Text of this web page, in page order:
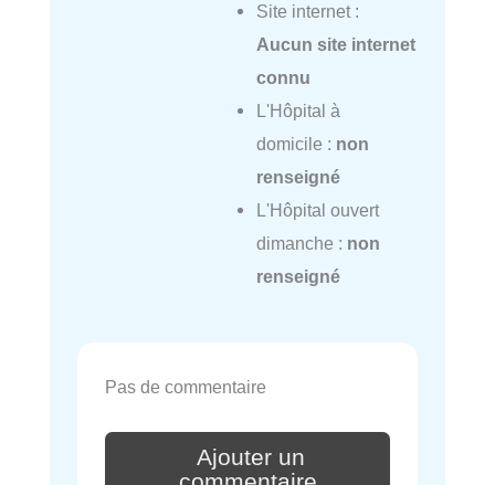
Site internet :
Aucun site internet
connu
L'Hôpital à
domicile : non
renseigné
L'Hôpital ouvert
dimanche : non
renseigné
Pas de commentaire
Ajouter un